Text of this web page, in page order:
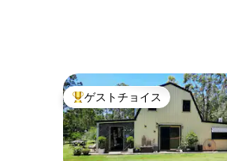
大好評のゲストチョイスです。
ゲストチョイス